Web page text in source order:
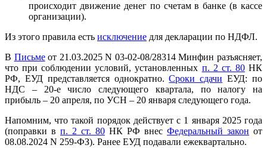
происходит движение денег по счетам в банке (в кассе
организации).
Из этого правила есть исключение для декларации по НДФЛ.
В Письмеот 21.03.2025 N 03-02-08/28314 Минфин разъясняет,
что при соблюдении условий, установленных п. 2 ст. 80НК
РФ, ЕУД представляется однократно.Сроки сдачи ЕУД: по
НДС – 20-е число следующего квартала, по налогу на
прибыль – 20 апреля, по УСН – 20 января следующего года.
Напомним, что такой порядок действует с 1 января 2025 года
(поправки в п. 2 ст. 80 НК РФ внес Федеральный закон от
08.08.2024 N 259-ФЗ). Ранее ЕУД подавали ежеквартально.